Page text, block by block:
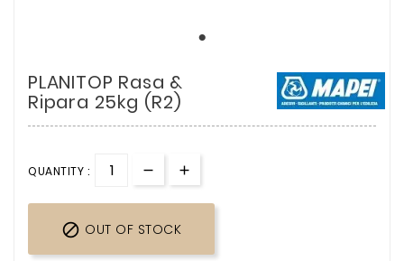
PLANITOP Rasa &
Ripara 25kg (R2)
QUANTITY :
 OUT OF STOCK